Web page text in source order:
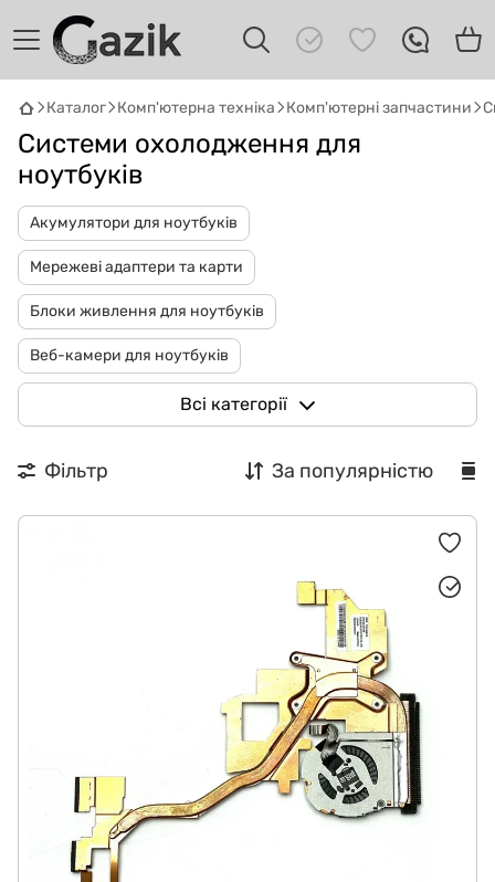
Каталог Комп'ютерна техніка Комп'ютерні запчастини
Системи охолодження для
ноутбуків
Акумулятори для ноутбуків
Мережеві адаптери та карти
Блоки живлення для ноутбуків
Веб-камери для ноутбуків
Вентилятори для ноутбуків Клавіатури для ноутбуків
Динаміки для ноутбука
Додаткові плати
Системи охолодження для ноутбуків
Материнські плати для ноутбуків
Тачпад (трекпад) для ноутбуків Шлейфи
Підставки для монітора
Всі категорії
Фільтр За популярністю
GAZIKAI
Онлайн · пошук техніки
Привіт! 👋 Я Gazik AI — допоможу
підібрати вживану комп'ютерну техніку.